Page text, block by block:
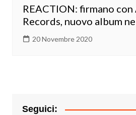
REACTION: firmano
Records, nuovo album
20 Novembre 2020
Seguici: